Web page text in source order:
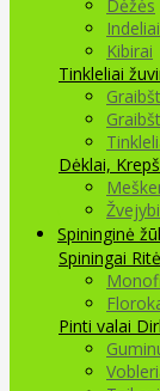
Dėžės
Indeliai
Kibirai
Tinkleliai
Dėklai,
Spininginė
Spiningai
Pinti valai